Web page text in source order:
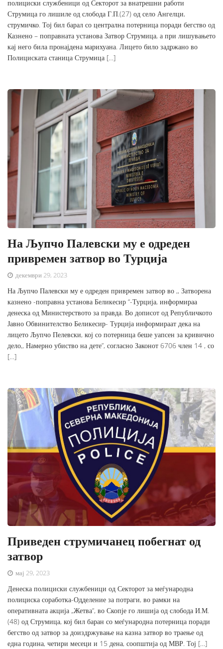
полициски службеници од Секторот за внатрешни работи
Струмица го лишиле од слобода Г.П.(27) од село Ангелци,
струмичко. Тој бил барал со централна потерница поради бегство од
Казнено – поправната установа Затвор Струмица, а при лишувањето
кај него била пронајдена марихуана. Лицето било задржано во
Полициската станица Струмица […]
На Љупчо Палевски му е одреден
привремен затвор во Турција
декември 29, 2023
На Љупчо Палевски му е одреден привремен затвор во ,, Затворена
казнено -поправна установа Беликесир “-Турција, информираа
денеска од Министерството за правда. Во дописот од Републичкото
Јавно Обвинителство Беликесир- Турција информираат дека на
лицето Љупчо Пелевски, кој со потерница беше уапсен за кривично
дело,, Намерно убиство на дете”, согласно Законот 6706 член 14 , со
[…]
Приведен струмичанец побегнат од
затвор
мај 29, 2023
Денеска полициски службеници од Секторот за меѓународна
полициска соработка-Одделение за потраги, во рамки на
оперативната акција „Жетва“, во Скопје го лишија од слобода И.М.
(48) од Струмица, кој бил баран со меѓународна потерница поради
бегство од затвор за доиздржување на казна затвор во траење од
една година, четири месеци и 15 дена, соопштија од МВР. Тој […]